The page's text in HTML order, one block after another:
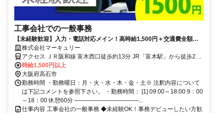
工事会社での一般事務
【未経験歓迎】入力・電話対応メイン！高時給1,500円＋交通費全額支
給！土日祝休み＆残業ほぼなし！長期安定勤務◎
株式会社マーキュリー
アクセス ＪＲ阪和線 富木西口徒歩約13分 JR「富木駅」から徒歩20
分
時給1,500円以上
大阪府高石市
勤務時間 ・勤務曜日：月・火・水・木・金・土※ 注釈内容について
は下記コメントを参照下さい。 ・勤務時間： [1] 09:00～18:00 9：00
～18：00 休憩60分 ―――――――――――...
仕事内容 工事会社の一般事務 ◆未経験OK！事務デビューしたい方歓